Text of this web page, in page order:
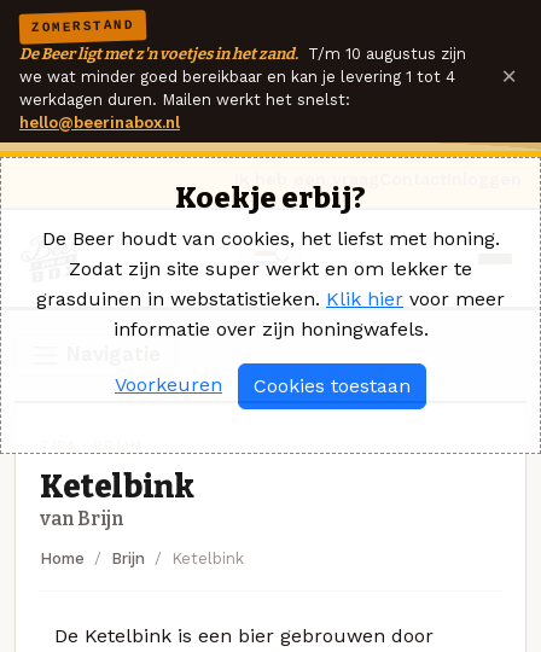
ZOMERSTAND
De Beer ligt met z'n voetjes in het zand. T/m 10 augustus zijn
we wat minder goed bereikbaar en kan je levering 1 tot 4
werkdagen duren. Mailen werkt het snelst:
hello@beerinabox.nl
×
Ketelbink
van Brijn
Home Brijn Ketelbink
De Ketelbink is een bier gebrouwen door
Koekje erbij?
De Beer houdt van cookies, het liefst met honing.
Zodat zijn site super werkt en om lekker te
grasduinen in webstatistieken. Klik hier voor meer
informatie over zijn honingwafels.
Voorkeuren Cookies toestaan